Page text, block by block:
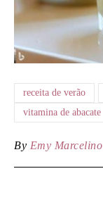
receita de verão
vitamina de abacate
By Emy Marcelino